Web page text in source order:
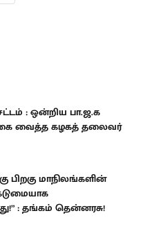
: ஒன்றிய பா.ஜ.க
வைத்த கழகத் தலைவர்
பிறகு மாநிலங்களின்
கடுமையாக
: தங்கம் தென்னரசு!